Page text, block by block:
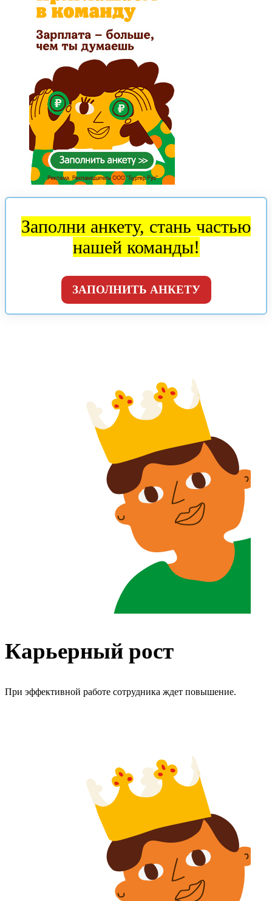
Заполни анкету, стань частью
нашей команды!
ЗАПОЛНИТЬ АНКЕТУ
Карьерный рост
При эффективной работе сотрудника ждет повышение.